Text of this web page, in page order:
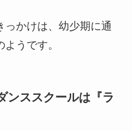
っかけは、幼少期に通
ようです。
ンススクールは『ラ